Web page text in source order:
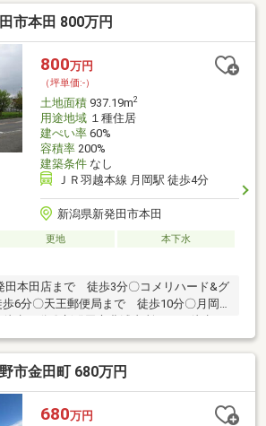
市本田 800万円
800万円
（坪単価:-）
土地面積937.19m2
用途地域１種住居
建ぺい率60%
容積率200%
建築条件なし
ＪＲ羽越本線 月岡駅 徒歩4分
新潟県新発田市本田
更地
本下水
田本田店まで 徒歩3分〇コメリハード&グ
6分〇天王郵便局まで 徒歩10分〇月岡
合責任免責、現況渡し。国道及び県道か
場合については、協議が必要になりま
８月まで土地の賃貸借契約があります。
市金田町 680万円
680万円